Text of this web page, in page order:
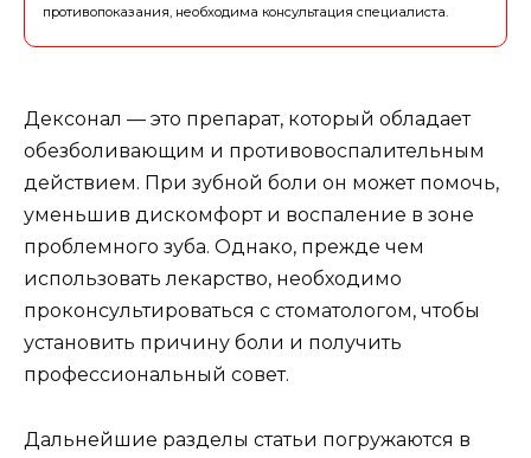
противопоказания, необходима консультация специалиста.
Дексонал — это препарат, который обладает
обезболивающим и противовоспалительным
действием. При зубной боли он может помочь,
уменьшив дискомфорт и воспаление в зоне
проблемного зуба. Однако, прежде чем
использовать лекарство, необходимо
проконсультироваться с стоматологом, чтобы
установить причину боли и получить
профессиональный совет.
Дальнейшие разделы статьи погружаются в